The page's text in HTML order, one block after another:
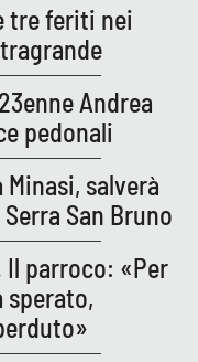
tre feriti nei
Andrea
pedonali
salverà
San Bruno
Il parroco: «Per
sperato,